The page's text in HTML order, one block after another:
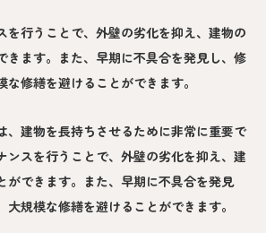
を行うことで、外壁の劣化を抑え、建物の
きます。また、早期に不具合を発見し、修
修繕を避けることができます。
、建物を長持ちさせるために非常に重要で
ンスを行うことで、外壁の劣化を抑え、建
ができます。また、早期に不具合を発見
大規模な修繕を避けることができます。